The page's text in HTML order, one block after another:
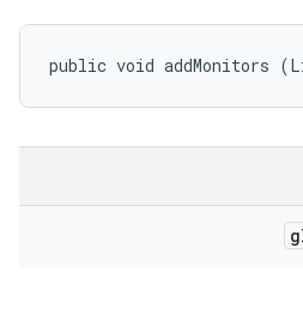
public void addMonitors